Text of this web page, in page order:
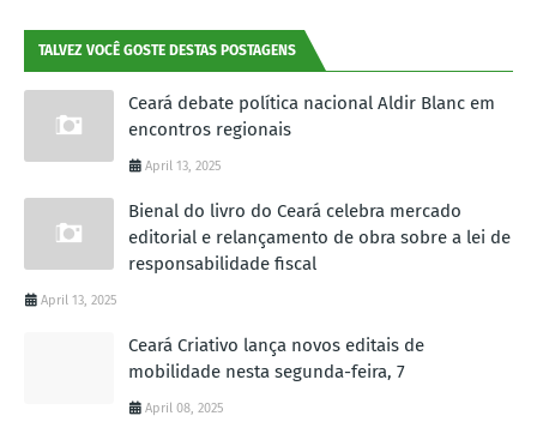
TALVEZ VOCÊ GOSTE DESTAS POSTAGENS
Ceará debate política nacional Aldir Blanc em
encontros regionais
April 13, 2025
Bienal do livro do Ceará celebra mercado
editorial e relançamento de obra sobre a lei de
responsabilidade fiscal
April 13, 2025
Ceará Criativo lança novos editais de
mobilidade nesta segunda-feira, 7
April 08, 2025